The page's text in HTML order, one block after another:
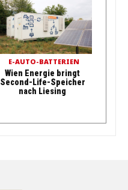
E-AUTO-BATTERIEN
Wien Energie bringt
Second-Life-Speicher
nach Liesing